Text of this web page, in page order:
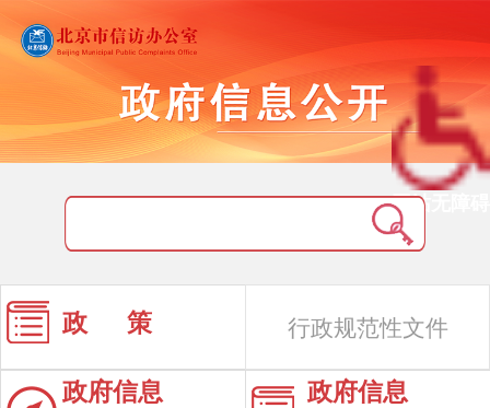
网站无障碍
政 策 行政规范性文件
政府信息
政府信息